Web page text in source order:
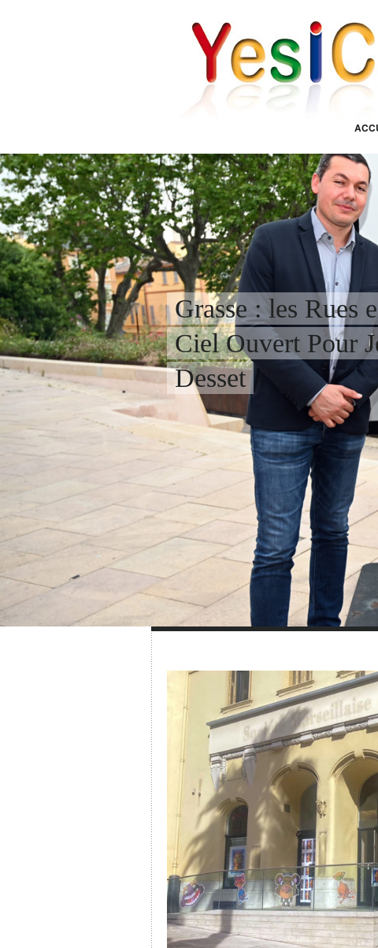
Grasse : les Rues
Ciel Ouvert Pour
Desset